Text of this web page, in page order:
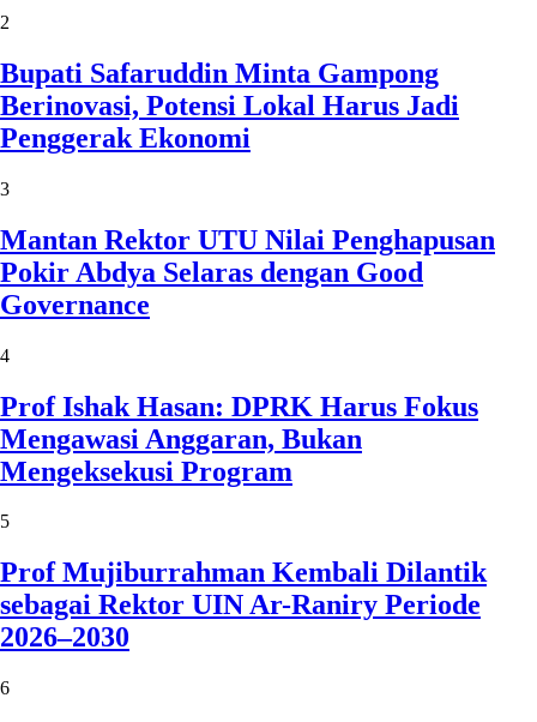
2
Bupati Safaruddin Minta Gampong
Berinovasi, Potensi Lokal Harus Jadi
Penggerak Ekonomi
3
Mantan Rektor UTU Nilai Penghapusan
Pokir Abdya Selaras dengan Good
Governance
4
Prof Ishak Hasan: DPRK Harus Fokus
Mengawasi Anggaran, Bukan
Mengeksekusi Program
5
Prof Mujiburrahman Kembali Dilantik
sebagai Rektor UIN Ar-Raniry Periode
2026–2030
6